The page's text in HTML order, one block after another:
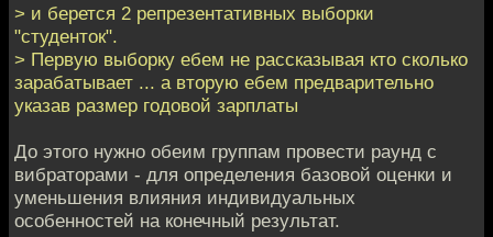
> и берется 2 репрезентативных выборки
"студенток".
> Первую выборку ебем не рассказывая кто сколько
зарабатывает ... а вторую ебем предварительно
указав размер годовой зарплаты
До этого нужно обеим группам провести раунд с
вибраторами - для определения базовой оценки и
уменьшения влияния индивидуальных
особенностей на конечный результат.